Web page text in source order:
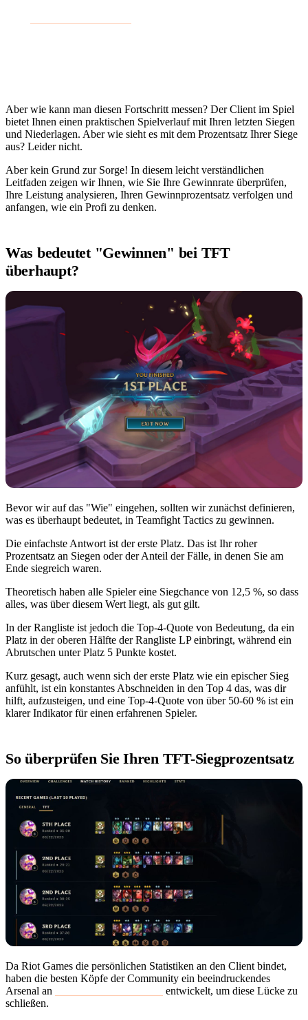
Aber wie kann man diesen Fortschritt messen? Der Client im Spiel
bietet Ihnen einen praktischen Spielverlauf mit Ihren letzten Siegen
und Niederlagen. Aber wie sieht es mit dem Prozentsatz Ihrer Siege
aus? Leider nicht.
Aber kein Grund zur Sorge! In diesem leicht verständlichen
Leitfaden zeigen wir Ihnen, wie Sie Ihre Gewinnrate überprüfen,
Ihre Leistung analysieren, Ihren Gewinnprozentsatz verfolgen und
anfangen, wie ein Profi zu denken.
Was bedeutet "Gewinnen" bei TFT
überhaupt?
Bevor wir auf das "Wie" eingehen, sollten wir zunächst definieren,
was es überhaupt bedeutet, in Teamfight Tactics zu gewinnen.
Die einfachste Antwort ist der erste Platz. Das ist Ihr roher
Prozentsatz an Siegen oder der Anteil der Fälle, in denen Sie am
Ende siegreich waren.
Theoretisch haben alle Spieler eine Siegchance von 12,5 %, so dass
alles, was über diesem Wert liegt, als gut gilt.
In der Rangliste ist jedoch die Top-4-Quote von Bedeutung, da ein
Platz in der oberen Hälfte der Rangliste LP einbringt, während ein
Abrutschen unter Platz 5 Punkte kostet.
Kurz gesagt, auch wenn sich der erste Platz wie ein epischer Sieg
anfühlt, ist ein konstantes Abschneiden in den Top 4 das, was dir
hilft, aufzusteigen, und eine Top-4-Quote von über 50-60 % ist ein
klarer Indikator für einen erfahrenen Spieler.
So überprüfen Sie Ihren TFT-Siegprozentsatz
Da Riot Games die persönlichen Statistiken an den Client bindet,
haben die besten Köpfe der Community ein beeindruckendes
Arsenal an
entwickelt, um diese Lücke zu
schließen.